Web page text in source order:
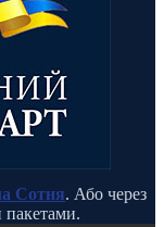
Сотня. Або через
пакетами.